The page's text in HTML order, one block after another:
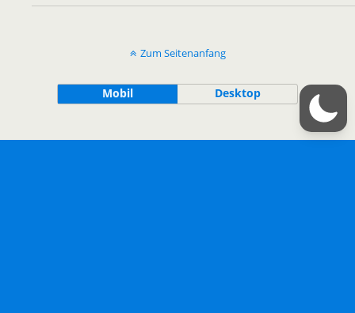
Zum Seitenanfang
Mobil Desktop